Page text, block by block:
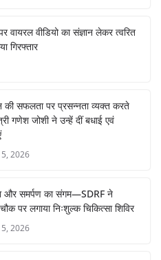
dI
n
a
वायरल वीडियो का संज्ञान लेकर त्वरित
गिरफ्तार
की सफलता पर प्रसन्नता व्यक्त करते
गणेश जोशी ने उन्हें दीं बधाई एवं
2026
और समर्पण का संगम—SDRF ने
पर लगाया निःशुल्क चिकित्सा शिविर
2026